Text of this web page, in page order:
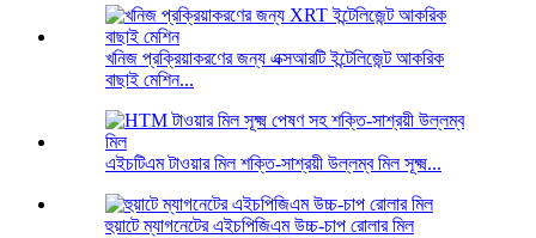
খনিজ প্রক্রিয়াকরণের জন্য এক্সআরটি ইন্টেলিজেন্ট আকরিক
বাছাই মেশিন...
এইচটিএম টাওয়ার মিল শক্তি-সাশ্রয়ী উল্লম্ব মিল সূক্ষ্ম...
হুয়াটে ম্যাগনেটের এইচপিজিএম উচ্চ-চাপ রোলার মিল